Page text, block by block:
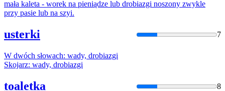
mała kaleta - worek na pieniądze lub drobiazgi noszony zwykle
przy pasie lub na szyi.
usterki 7
W dwóch słowach: wady, drobiazgi
Skojarz: wady, drobiazgi
toaletka 8